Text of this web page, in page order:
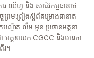
រ ឈីហ្វ និង សាជីវកម្មធានាឥ
ចព្រមព្រៀងស្តីពីគម្រោងធានាឥ
ណ្ឌិត លឹម អូន ប្រធានអគ្គនា
គ្គនាយក CGCC និងមានកា
រ។